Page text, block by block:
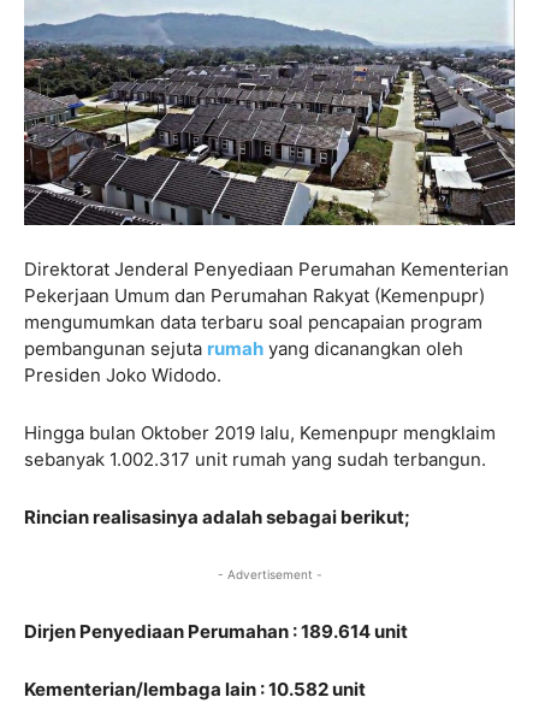
Direktorat Jenderal Penyediaan Perumahan Kementerian
Pekerjaan Umum dan Perumahan Rakyat (Kemenpupr)
mengumumkan data terbaru soal pencapaian program
pembangunan sejuta rumah yang dicanangkan oleh
Presiden Joko Widodo.
Hingga bulan Oktober 2019 lalu, Kemenpupr mengklaim
sebanyak 1.002.317 unit rumah yang sudah terbangun.
Rincian realisasinya adalah sebagai berikut;
- Advertisement -
Dirjen Penyediaan Perumahan : 189.614 unit
Kementerian/lembaga lain : 10.582 unit